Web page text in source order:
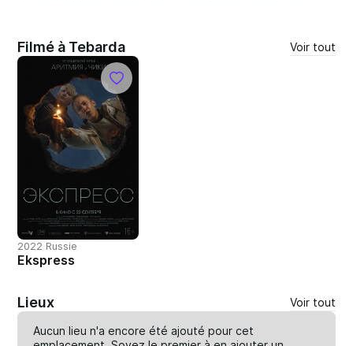
Filmé à Tebarda Voir tout
2022 Russie
Ekspress
Lieux Voir tout
Aucun lieu n'a encore été ajouté pour cet